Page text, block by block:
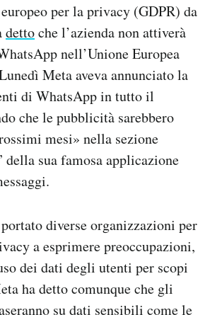
aiuto?
per la privacy (GDPR) da
dettoche l’azienda non attiverà
nell’Unione Europea
Meta aveva annunciato la
di WhatsApp in tutto il
che le pubblicità sarebbero
mesi» nella sezione
della sua famosa applicazione
diverse organizzazioni per
a esprimere preoccupazioni,
dei dati degli utenti per scopi
ha detto comunque che gli
su dati sensibili come le